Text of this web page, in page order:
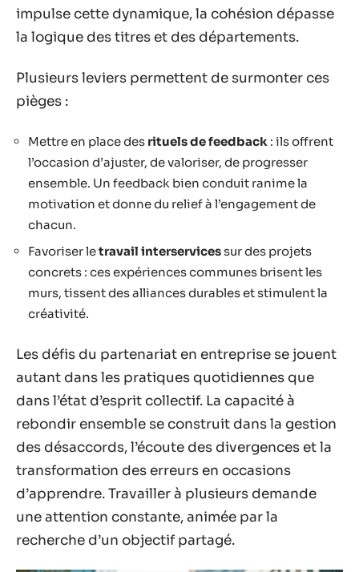
impulse cette dynamique, la cohésion dépasse
la logique des titres et des départements.
Plusieurs leviers permettent de surmonter ces
pièges :
Mettre en place des rituels de feedback : ils offrent
l’occasion d’ajuster, de valoriser, de progresser
ensemble. Un feedback bien conduit ranime la
motivation et donne du relief à l’engagement de
chacun.
Favoriser letravail interservicessur des projets
concrets : ces expériences communes brisent les
murs, tissent des alliances durables et stimulent la
créativité.
Les défis du partenariat en entreprise se jouent
autant dans les pratiques quotidiennes que
dans l’état d’esprit collectif. La capacité à
rebondir ensemble se construit dans la gestion
des désaccords, l’écoute des divergences et la
transformation des erreurs en occasions
d’apprendre. Travailler à plusieurs demande
une attention constante, animée par la
recherche d’un objectif partagé.